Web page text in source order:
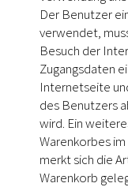
Der Benutzer
verwendet,
Besuch der
Zugangsdaten
Internetseite
des Benutzers
wird. Ein
Warenkorbes
merkt sich die
Warenkorb